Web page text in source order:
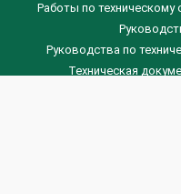
Работы по
Руководства по
Техническая